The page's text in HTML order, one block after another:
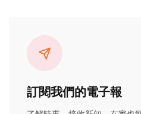
訂閱我們的電子報